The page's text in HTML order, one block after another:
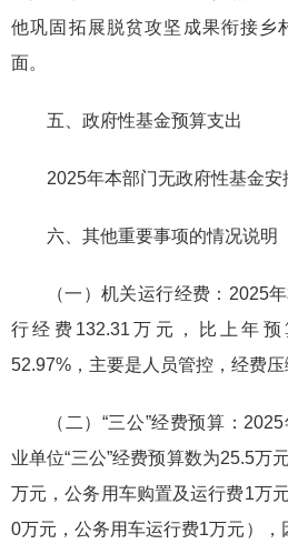
他巩固拓展脱贫攻坚成果衔接乡
面。
五、政府性基金预算支出
2025年本部门无政府性基金安
六、其他重要事项的情况说明
（一）机关运行经费：2025
行经费132.31万元，比上年
52.97%，主要是人员管控，经费压
（二）“三公”经费预算：
业单位“三公”经费预算数为25.5万
万元，公务用车购置及运行费1万
0万元，公务用车运行费1万元），